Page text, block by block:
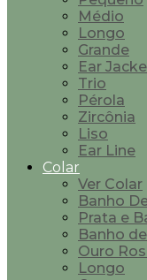
Médio
Longo
Grande
Ear
Trio
Pérola
Zircônia
Liso
Ear Line
Colar
Ver Colar
Banho
Prata e
Banho
Ouro
Longo